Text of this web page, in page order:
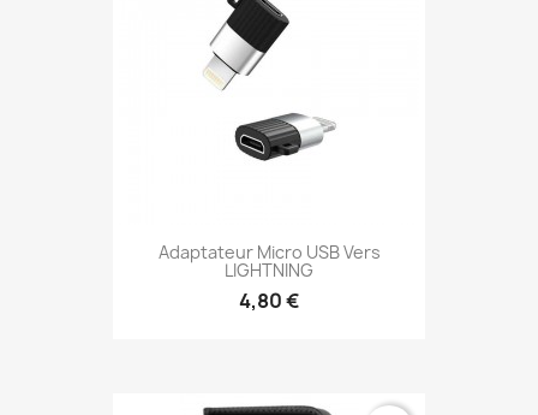
Adaptateur Micro USB Vers
LIGHTNING
4,80 €